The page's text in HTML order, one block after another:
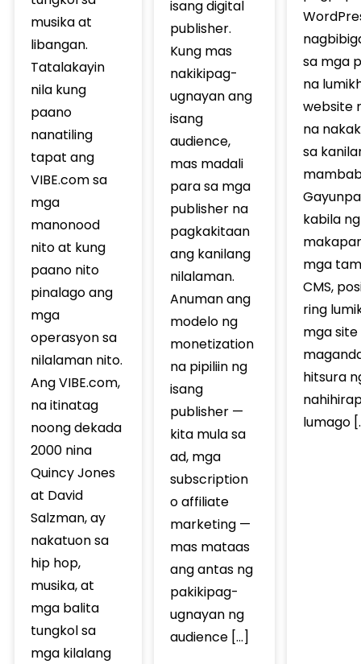
musika at
libangan.
Tatalakayin
nila kung
paano
nanatiling
tapat ang
VIBE.com sa
mga
manonood
nito at kung
paano nito
pinalago ang
mga
operasyon sa
nilalaman nito.
Ang VIBE.com,
na itinatag
noong dekada
2000 nina
Quincy Jones
at David
Salzman, ay
nakatuon sa
hip hop,
musika, at
mga balita
tungkol sa
mga kilalang
isang digital
publisher.
Kung mas
nakikipag-
ugnayan ang
isang
audience,
mas madali
para sa mga
publisher na
pagkakitaan
ang kanilang
nilalaman.
Anuman ang
modelo ng
monetization
na pipiliin ng
isang
publisher —
kita mula sa
ad, mga
subscription
o affiliate
marketing —
mas mataas
ang antas ng
pakikipag-
ugnayan ng
audience […]
sa mga
na
website
na
sa
kabila ng
mga
CMS,
ring
mga site
hitsura
lumago